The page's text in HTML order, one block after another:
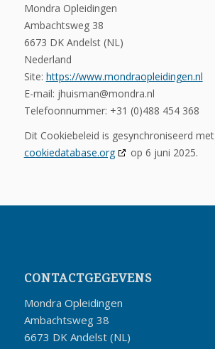
Mondra Opleidingen
Ambachtsweg 38
6673 DK Andelst (NL)
Nederland
Site: https://www.mondraopleidingen.nl
E-mail: jhuisman@mondra.nl
Telefoonnummer: +31 (0)488 454 368
Dit Cookiebeleid is gesynchroniseerd met
cookiedatabase.org
op 6 juni 2025.
CONTACTGEGEVENS
Mondra Opleidingen
Ambachtsweg 38
6673 DK Andelst (NL)